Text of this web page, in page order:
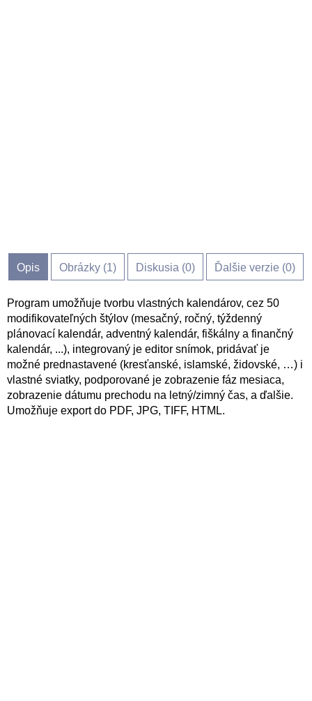
Opis Obrázky (1) Diskusia (0) Ďalšie verzie (0)
Program umožňuje tvorbu vlastných kalendárov, cez 50
modifikovateľných štýlov (mesačný, ročný, týždenný
plánovací kalendár, adventný kalendár, fiškálny a finančný
kalendár, ...), integrovaný je editor snímok, pridávať je
možné prednastavené (kresťanské, islamské, židovské, …) i
vlastné sviatky, podporované je zobrazenie fáz mesiaca,
zobrazenie dátumu prechodu na letný/zimný čas, a ďalšie.
Umožňuje export do PDF, JPG, TIFF, HTML.